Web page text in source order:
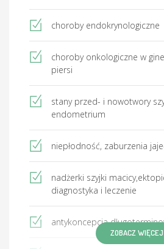
choroby endokrynologiczne
choroby onkologiczne w
piersi
stany przed- i nowotwory
endometrium
niepłodność, zaburzenia
nadżerki szyjki
diagnostyka i leczenie
antykoncepcja
ZOBACZ WIĘCEJ